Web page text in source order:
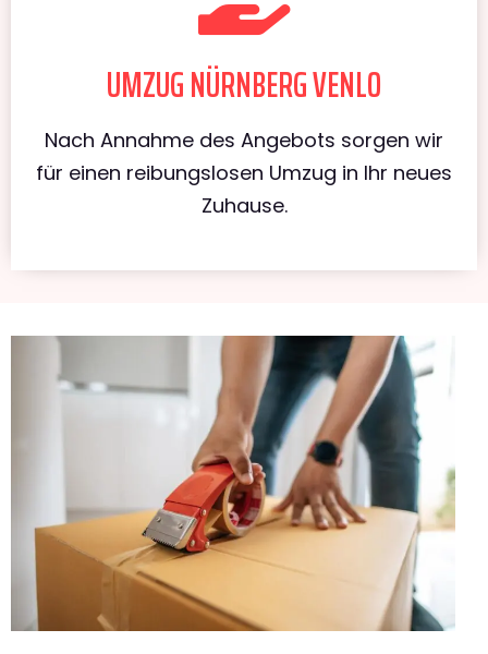
UMZUG NÜRNBERG VENLO
Nach Annahme des Angebots sorgen wir
für einen reibungslosen Umzug in Ihr neues
Zuhause.